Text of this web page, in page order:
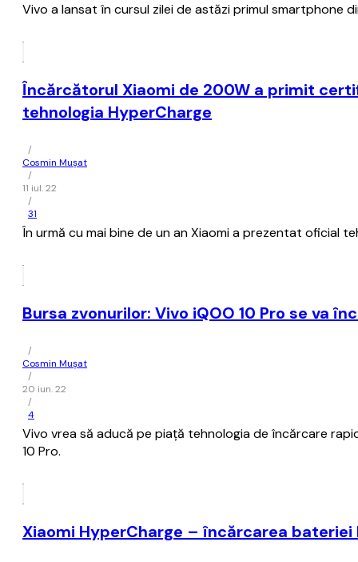
Vivo a lansat în cursul zilei de astăzi primul smartphone
Încărcătorul Xiaomi de 200W a primit
tehnologia HyperCharge
/
Cosmin Mușat
/
11 iul. 22
/
31
În urmă cu mai bine de un an Xiaomi a prezentat oficial
Bursa zvonurilor: Vivo iQOO 10 Pro se va
/
Cosmin Mușat
/
20 iun. 22
/
4
Vivo vrea să aducă pe piaţă tehnologia de încărcare
10 Pro.
Xiaomi HyperCharge – încărcarea